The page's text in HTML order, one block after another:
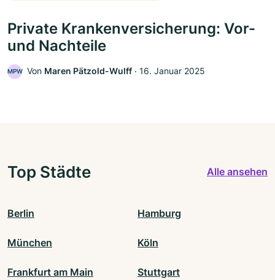
Private Krankenversicherung: Vor-
und Nachteile
MPW Von Maren Pätzold-Wulff ‧ 16. Januar 2025
Top Städte Alle ansehen
Berlin Hamburg
München Köln
Frankfurt am Main Stuttgart